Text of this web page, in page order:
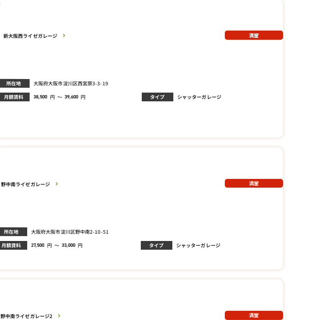
新大阪西ライゼガレージ 満室
所在地 大阪府大阪市淀川区西宮原3-3-19
月額賃料 38,500 円 ～ 39,600 円 タイプ シャッターガレージ
野中南ライゼガレージ 満室
所在地 大阪府大阪市淀川区野中南2-10-51
月額賃料 27,500 円 ～ 33,000 円 タイプ シャッターガレージ
野中南ライゼガレージ2 満室